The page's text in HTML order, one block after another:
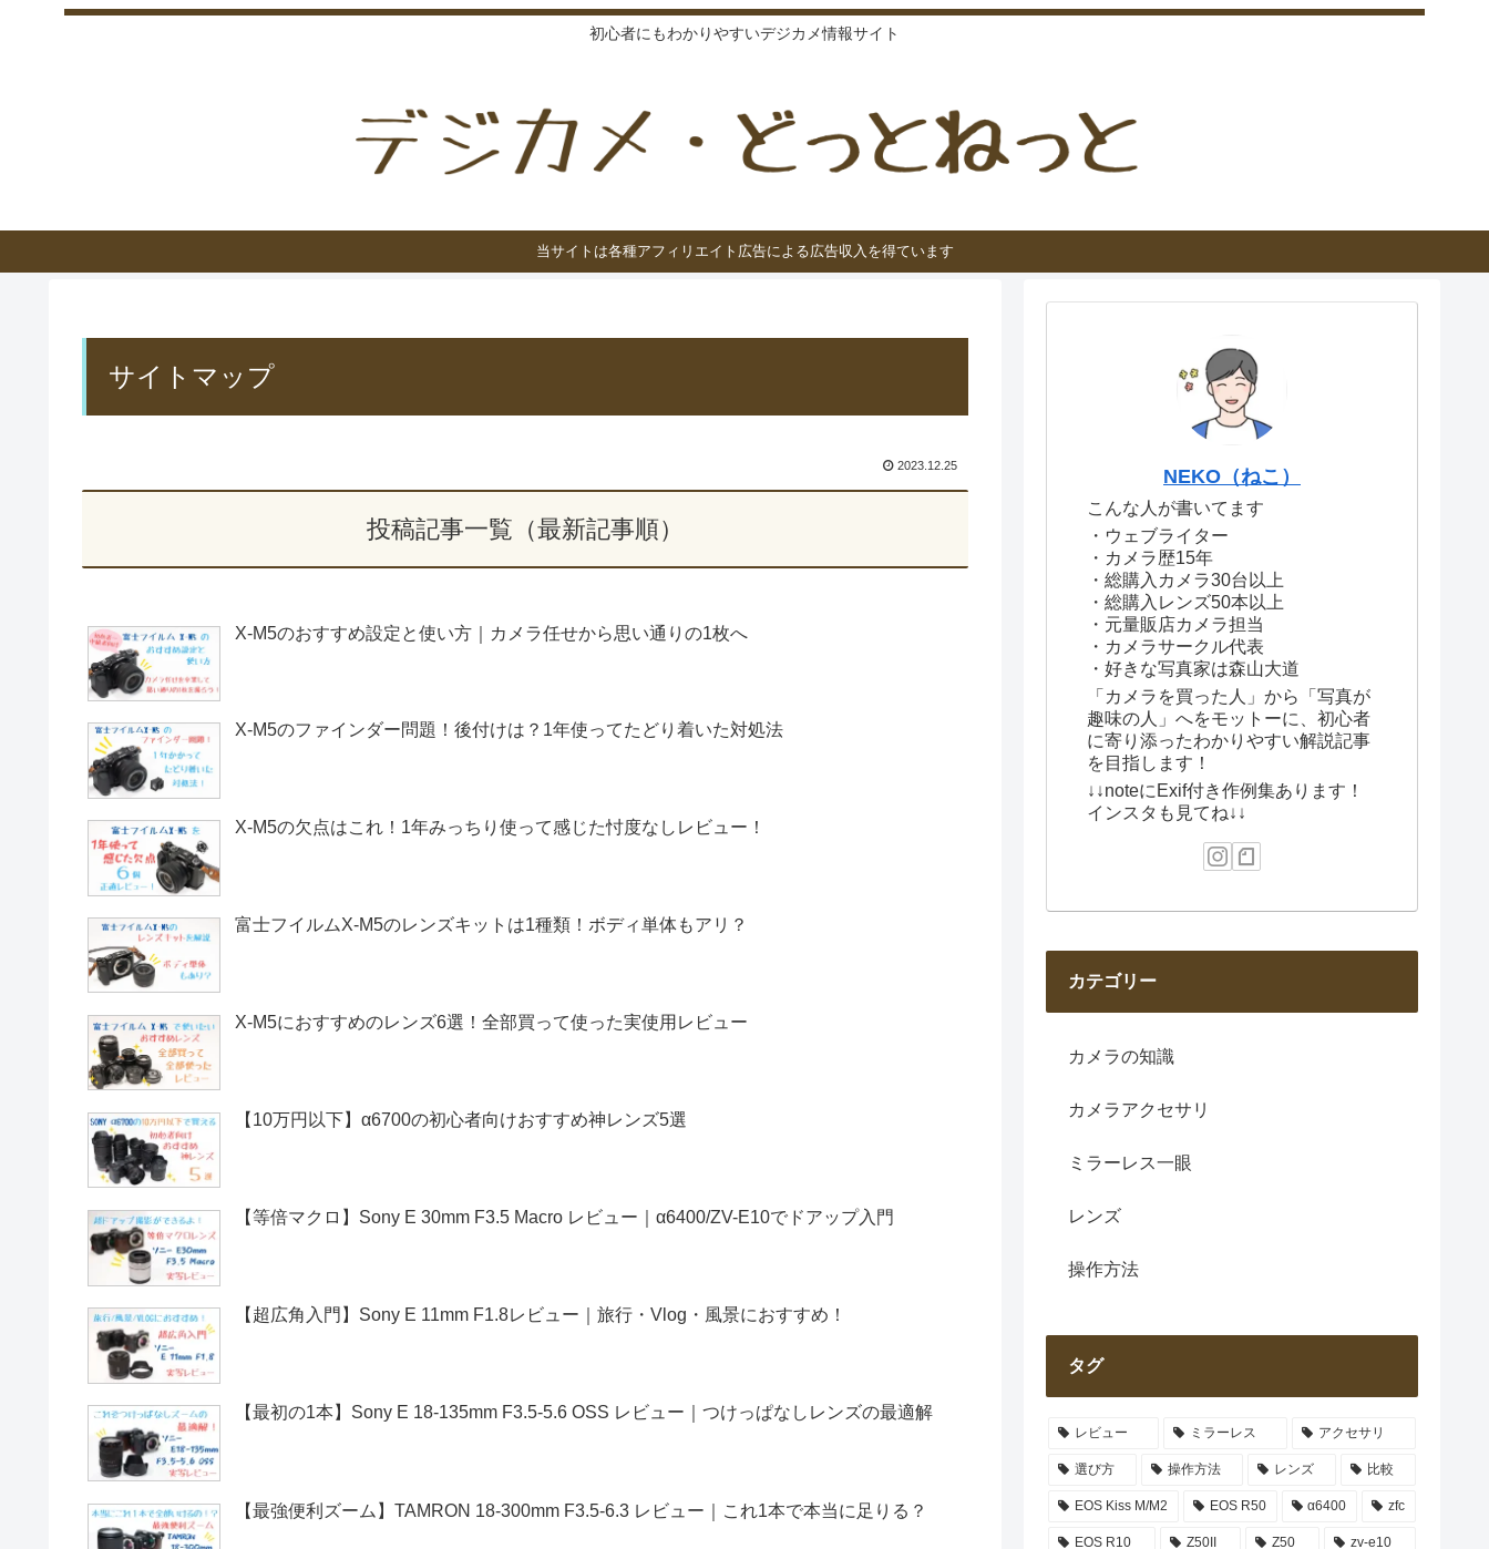
初心者にもわかりやすいデジカメ情報サイト
当サイトは各種アフィリエイト広告による広告収入を得ています
サイトマップ
2023.12.25
投稿記事一覧（最新記事順）
X-M5のおすすめ設定と使い方｜カメラ任せから思い通りの1枚へ
X-M5のファインダー問題！後付けは？1年使ってたどり着いた対処法
X-M5の欠点はこれ！1年みっちり使って感じた忖度なしレビュー！
富士フイルムX-M5のレンズキットは1種類！ボディ単体もアリ？
X-M5におすすめのレンズ6選！全部買って使った実使用レビュー
【10万円以下】α6700の初心者向けおすすめ神レンズ5選
【等倍マクロ】Sony E 30mm F3.5 Macro レビュー｜α6400/ZV-E10でドアップ入門
【超広角入門】Sony E 11mm F1.8レビュー｜旅行・Vlog・風景におすすめ！
【最初の1本】Sony E 18-135mm F3.5-5.6 OSS レビュー｜つけっぱなしレンズの最適解
【最強便利ズーム】TAMRON 18-300mm F3.5-6.3 レビュー｜これ1本で本当に足りる？
NEKO（ねこ）
こんな人が書いてます
・ウェブライター
・カメラ歴15年
・総購入カメラ30台以上
・総購入レンズ50本以上
・元量販店カメラ担当
・カメラサークル代表
・好きな写真家は森山大道
「カメラを買った人」から「写真が
趣味の人」へをモットーに、初心者
に寄り添ったわかりやすい解説記事
を目指します！
↓↓noteにExif付き作例集あります！
インスタも見てね↓↓
カテゴリー
カメラの知識
カメラアクセサリ
ミラーレス一眼
レンズ
操作方法
タグ
レビュー ミラーレス アクセサリ
選び方 操作方法 レンズ 比較
EOS Kiss M/M2 EOS R50 α6400 zfc
EOS R10 Z50II Z50 zv-e10